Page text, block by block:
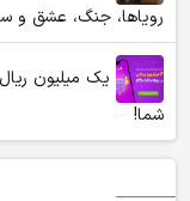
رویاها، جنگ، عشق و
یک میلیون
شما!